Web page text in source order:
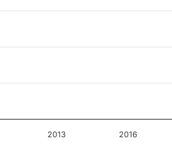
2013 2016